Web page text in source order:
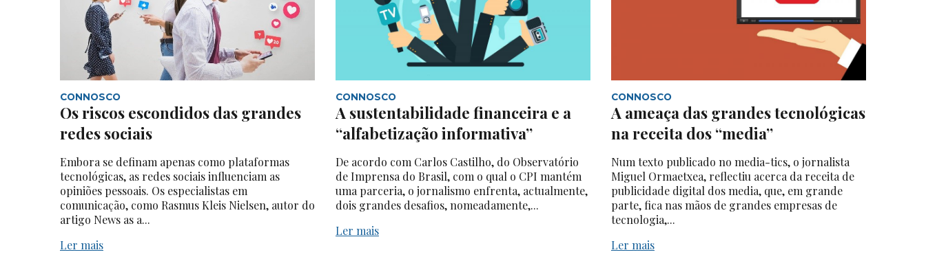
CONNOSCO
Os riscos escondidos das grandes
redes sociais
Embora se definam apenas como plataformas
tecnológicas, as redes sociais influenciam as
opiniões pessoais. Os especialistas em
comunicação, como Rasmus Kleis Nielsen, autor do
artigo News as a...
Ler mais
CONNOSCO
A sustentabilidade financeira e a
“alfabetização informativa”
De acordo com Carlos Castilho, do Observatório
de Imprensa do Brasil, com o qual o CPI mantém
uma parceria, o jornalismo enfrenta, actualmente,
dois grandes desafios, nomeadamente,...
Ler mais
CONNOSCO
A ameaça das grandes tecnológicas
na receita dos “media”
Num texto publicado no media-tics, o jornalista
Miguel Ormaetxea, reflectiu acerca da receita de
publicidade digital dos media, que, em grande
parte, fica nas mãos de grandes empresas de
tecnologia,...
Ler mais